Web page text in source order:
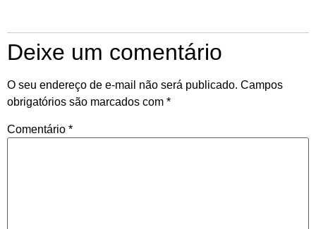
Deixe um comentário
O seu endereço de e-mail não será publicado. Campos
obrigatórios são marcados com *
Comentário *